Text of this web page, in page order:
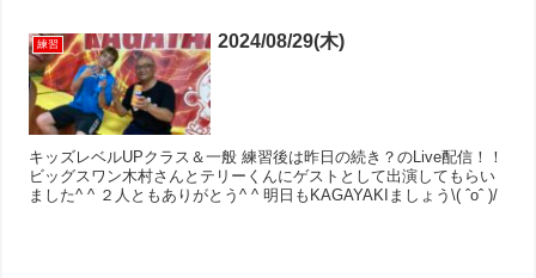
練習 2024/08/29(木)
キッズレベルUPクラス＆一般 練習後は昨日の続き？のLive配信！！
ビッグスワン木村さんとテリーくんにゲストとして出演してもらい
ました^ ^ ２人ともありがとう^ ^ 明日もKAGAYAKIましょう\( ˆoˆ )/